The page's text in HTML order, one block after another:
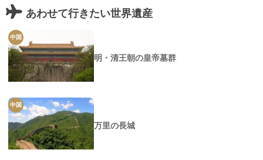
あわせて行きたい世界遺産
中国
明・清王朝の皇帝墓群
中国
万里の長城